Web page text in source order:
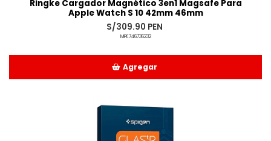
Ringke Cargador Magnético 3en1 Magsafe Para
Apple Watch S 10 42mm 46mm
S/309.90 PEN
MPE746736232
Agregar